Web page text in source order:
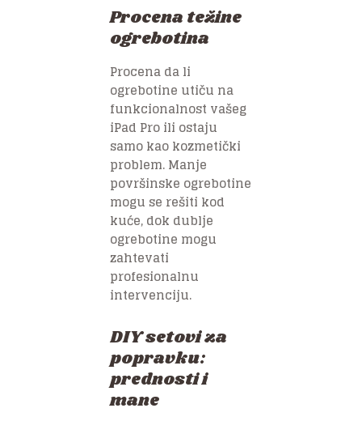
Procena težine
ogrebotina
Procena da li
ogrebotine utiču na
funkcionalnost vašeg
iPad Pro ili ostaju
samo kao kozmetički
problem. Manje
površinske ogrebotine
mogu se rešiti kod
kuće, dok dublje
ogrebotine mogu
zahtevati
profesionalnu
intervenciju.
DIY setovi za
popravku:
prednosti i
mane